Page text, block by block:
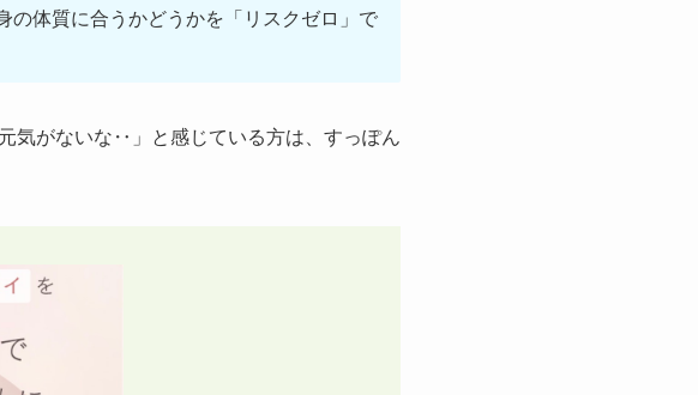
体質に合うかどうかを「リスクゼロ」で
気がないな‥」と感じている方は、すっぽん